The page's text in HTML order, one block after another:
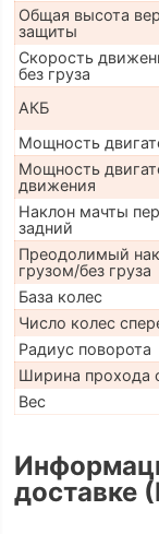
Общая высота
защиты
Скорость
без груза
АКБ
Мощность
Мощность
движения
Наклон мачты
задний
Преодолимый
грузом/без груза
База колес
Число колес
Радиус поворота
Ширина прохода
Вес
доставке